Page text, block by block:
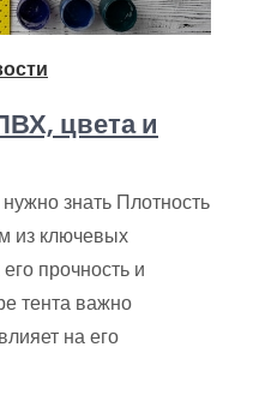
цвета и
знать Плотность
из ключевых
прочность и
тента важно
на его